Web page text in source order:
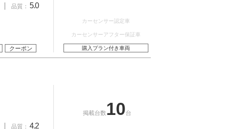
品質： 5.0
クーポン
カーセンサー認定車
カーセンサーアフター保証車
購入プラン付き車両
品質： 4.2
掲載台数 10台